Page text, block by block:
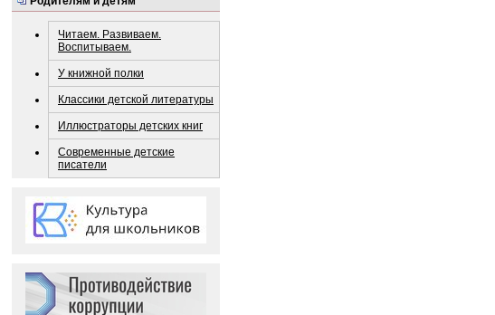
Читаем. Развиваем.
Воспитываем.
У книжной полки
Классики детской литературы
Иллюстраторы детских книг
Современные детские
писатели